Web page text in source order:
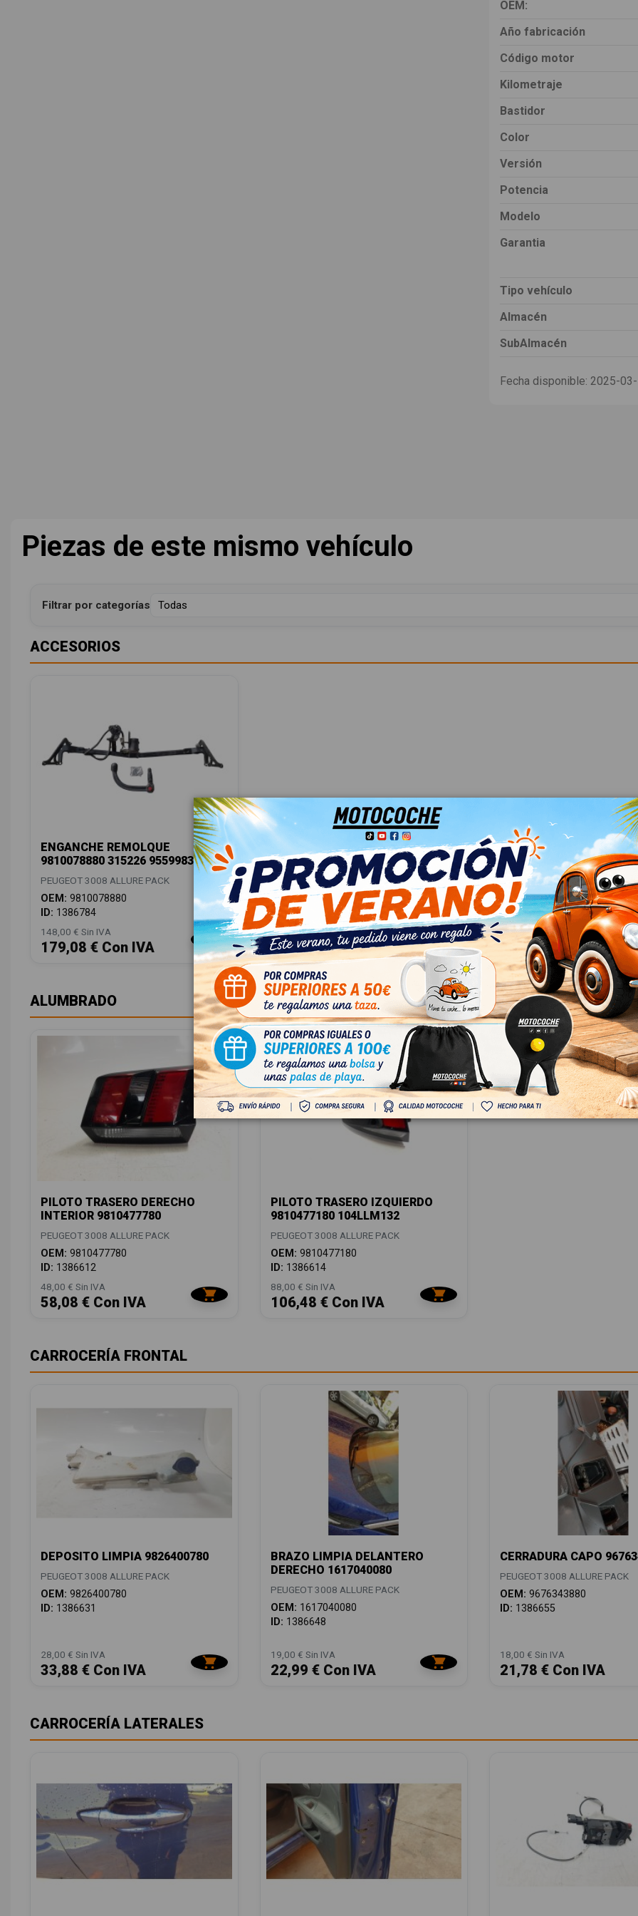
OEM:
Año fabricación
Código motor
Kilometraje
Bastidor
Color
Versión
Potencia
Modelo
Garantia
Tipo vehículo
Almacén
SubAlmacén
Fecha disponible: 2025-
Piezas de este mismo vehículo
Filtrar por categorías
ACCESORIOS
ENGANCHE REMOLQUE
9810078880 315226 95599834
PEUGEOT 3008 ALLURE PACK
OEM: 9810078880
ID: 1386784
148,00 € Sin IVA
179,08 € Con IVA
ALUMBRADO
PILOTO TRASERO DERECHO
INTERIOR 9810477780
PEUGEOT 3008 ALLURE PACK
OEM: 9810477780
ID: 1386612
48,00 € Sin IVA
58,08 € Con IVA
PILOTO TRASERO IZQUIERDO
9810477180 104LLM132
PEUGEOT 3008 ALLURE PACK
OEM: 9810477180
ID: 1386614
88,00 € Sin IVA
106,48 € Con IVA
CARROCERÍA FRONTAL
DEPOSITO LIMPIA 9826400780
PEUGEOT 3008 ALLURE PACK
OEM: 9826400780
ID: 1386631
28,00 € Sin IVA
33,88 € Con IVA
BRAZO LIMPIA DELANTERO
DERECHO 1617040080
PEUGEOT 3008 ALLURE PACK
OEM: 1617040080
ID: 1386648
19,00 € Sin IVA
22,99 € Con IVA
CERRADURA CAPO
PEUGEOT 3008 ALLURE PACK
OEM: 9676343880
ID: 1386655
18,00 € Sin IVA
21,78 € Con IVA
CARROCERÍA LATERALES